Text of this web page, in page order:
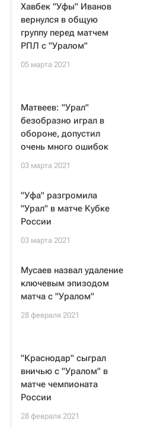
Хавбек "Уфы" Иванов
вернулся в общую
группу перед матчем
РПЛ с "Уралом"
05 марта 2021
Матвеев: "Урал"
безобразно играл в
обороне, допустил
очень много ошибок
03 марта 2021
"Уфа" разгромила
"Урал" в матче Кубке
России
03 марта 2021
Мусаев назвал удаление
ключевым эпизодом
матча с "Уралом"
28 февраля 2021
"Краснодар" сыграл
вничью с "Уралом" в
матче чемпионата
России
28 февраля 2021